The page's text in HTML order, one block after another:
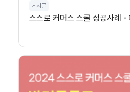
게시글
스스로 커머스 스쿨 성공사례 -